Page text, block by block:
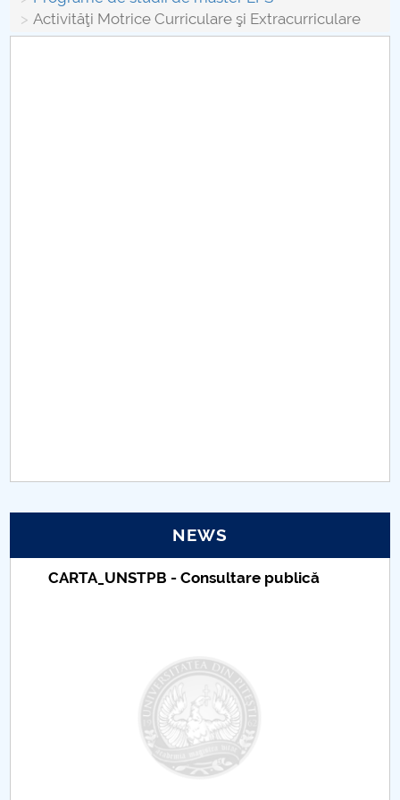
Proiect(PRIM STUD)
Comisie de etica unversitară
Activităţi Motrice Curriculare şi Extracurriculare
NEWS
CARTA_UNSTPB - Consultare publică